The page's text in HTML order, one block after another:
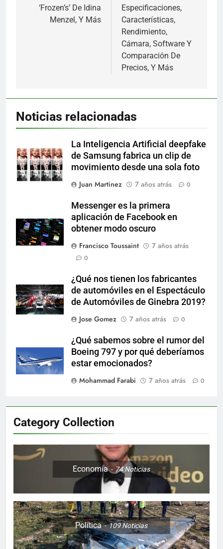
‘Frozen’s’ De Idina
Menzel, Y Más
Especificaciones,
Características,
Rendimiento,
Cámara, Software Y
Comparación De
Precios, Y Más
Noticias relacionadas
La Inteligencia Artificial deepfake
de Samsung fabrica un clip de
movimiento desde una sola foto
Juan Martinez
7 años atrás 0
Messenger es la primera
aplicación de Facebook en
obtener modo oscuro
Francisco Toussaint
7 años atrás
0
¿Qué nos tienen los fabricantes
de automóviles en el Espectáculo
de Automóviles de Ginebra 2019?
Jose Gomez
7 años atrás 0
¿Qué sabemos sobre el rumor del
Boeing 797 y por qué deberíamos
estar emocionados?
Mohammad Farabi
7 años atrás 0
Category Collection
Economía 74Noticias
Política 109Noticias